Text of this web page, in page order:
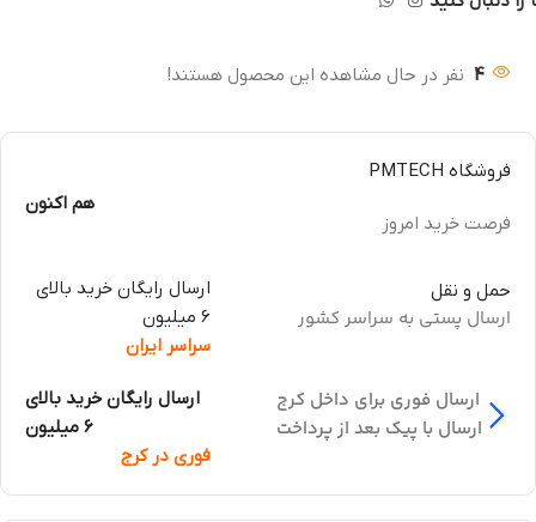
4 نفر در حال مشاهده این محصول هستند!
فروشگاه PMTECH
فرصت خرید امروز
هم اکنون
حمل و نقل
ارسال پستی به سراسر کشور
ارسال رایگان خرید بالای
6 میلیون
سراسر ایران
ارسال فوری برای داخل کرج
ارسال با پیک بعد از پرداخت
ارسال رایگان خرید بالای
6 میلیون
فوری در کرج